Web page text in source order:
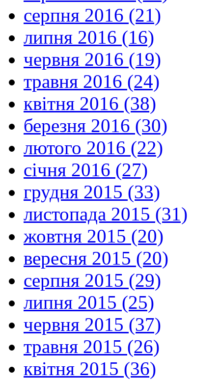
серпня 2016 (21)
липня 2016 (16)
червня 2016 (19)
травня 2016 (24)
квітня 2016 (38)
березня 2016 (30)
лютого 2016 (22)
січня 2016 (27)
грудня 2015 (33)
листопада 2015 (31)
жовтня 2015 (20)
вересня 2015 (20)
серпня 2015 (29)
липня 2015 (25)
червня 2015 (37)
травня 2015 (26)
квітня 2015 (36)